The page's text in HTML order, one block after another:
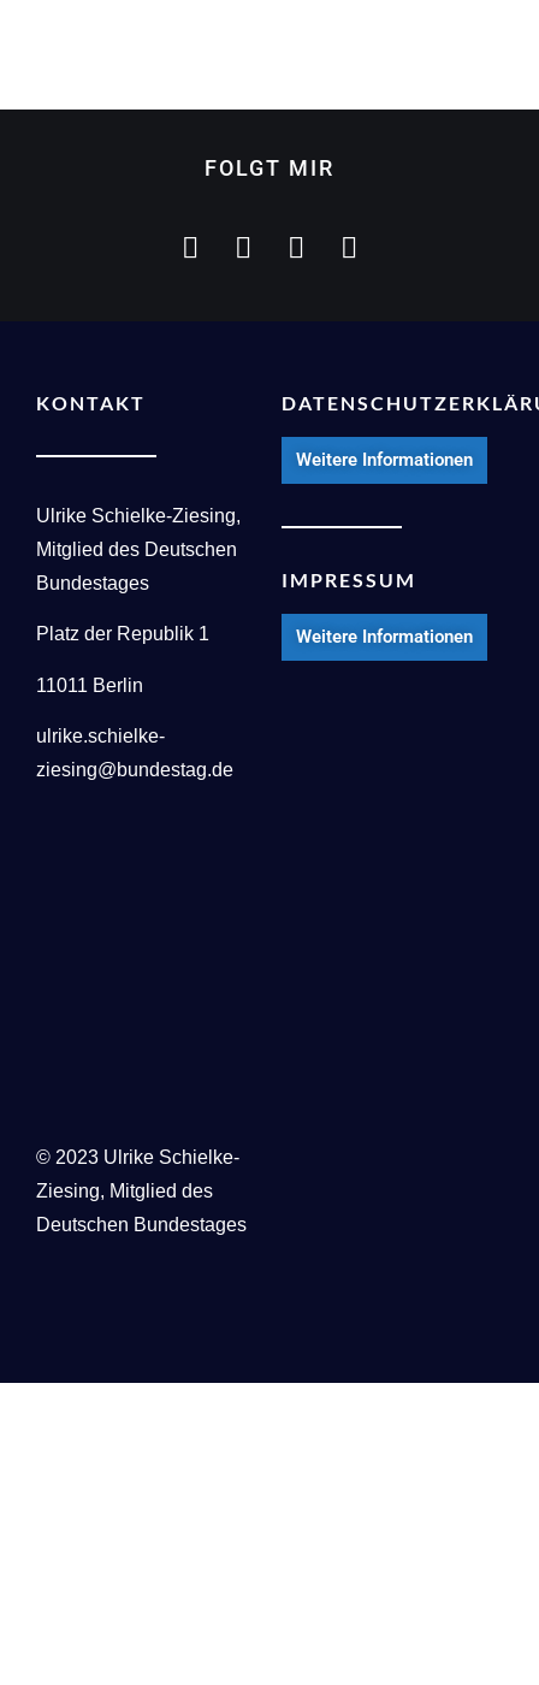
FOLGT MIR
KONTAKT
Ulrike Schielke-Ziesing,
Mitglied des Deutschen
Bundestages
Platz der Republik 1
11011 Berlin
ulrike.schielke-
ziesing@bundestag.de
Weitere Informationen
IMPRESSUM
Weitere Informationen
© 2023 Ulrike Schielke-
Ziesing, Mitglied des
Deutschen Bundestages